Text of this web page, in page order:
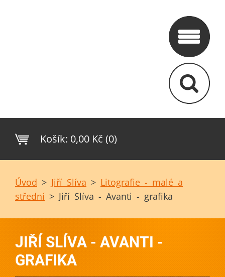
Košík: 0,00 Kč (0)
Úvod > Jiří Slíva > Litografie - malé a
střední > Jiří Slíva - Avanti - grafika
JIŘÍ SLÍVA - AVANTI -
GRAFIKA